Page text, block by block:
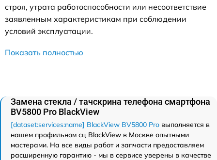
строя, утрата работоспособности или несоответствие
заявленным характеристикам при соблюдении
условий эксплуатации.
Показать полностью
Замена стекла / тачскрина телефона смартфона
BV5800 Pro BlackView
[dataset:services:name] BlackView BV5800 Pro выполняется в
нашем профильном сц BlackView в Москве опытными
мастерами. На все виды работ и запчасти предоставляем
расширенную гарантию - мы в сервисе уверены в качестве